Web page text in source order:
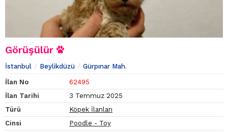
Görüşülür
İstanbul Beylikdüzü Gürpınar Mah.
İlan No
62495
İlan Tarihi
3 Temmuz 2025
Türü
Köpek İlanları
Cinsi
Poodle - Toy